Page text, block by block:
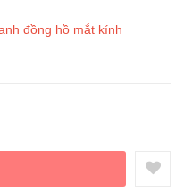
đồng hồ mắt kính